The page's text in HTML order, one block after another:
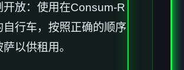
开放：使用在Consum-R
自行车，按照正确的顺序
以供租用。